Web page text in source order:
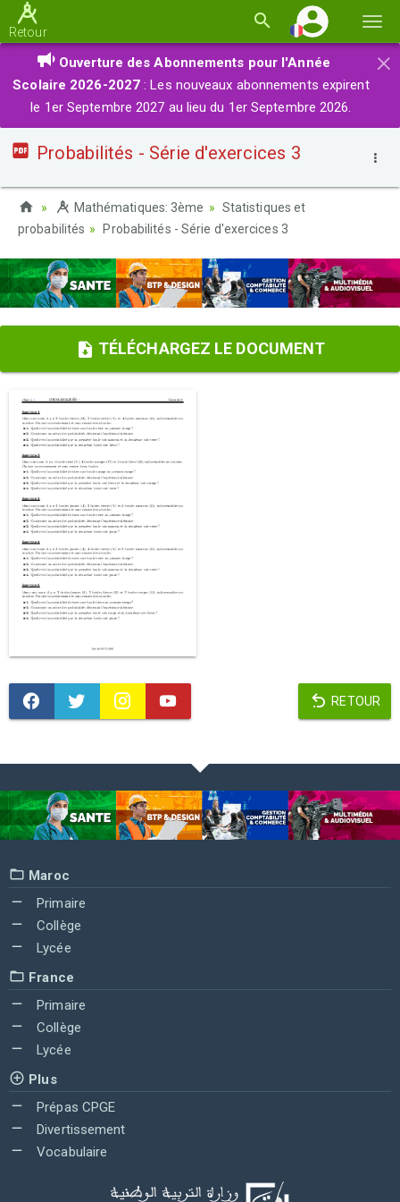
la
Retour
×
Ouverture des Abonnements pour l'Année
Scolaire 2026-2027 : Les nouveaux abonnements expirent
le 1er Septembre 2027 au lieu du 1er Septembre 2026.
Probabilités - Série d'exercices 3
Mathématiques: 3ème
Statistiques et
probabilités
Probabilités - Série d'exercices 3
TÉLÉCHARGEZ LE DOCUMENT
RETOUR
Maroc
Primaire
Collège
Lycée
France
Primaire
Collège
Lycée
Plus
Prépas CPGE
Divertissement
Vocabulaire